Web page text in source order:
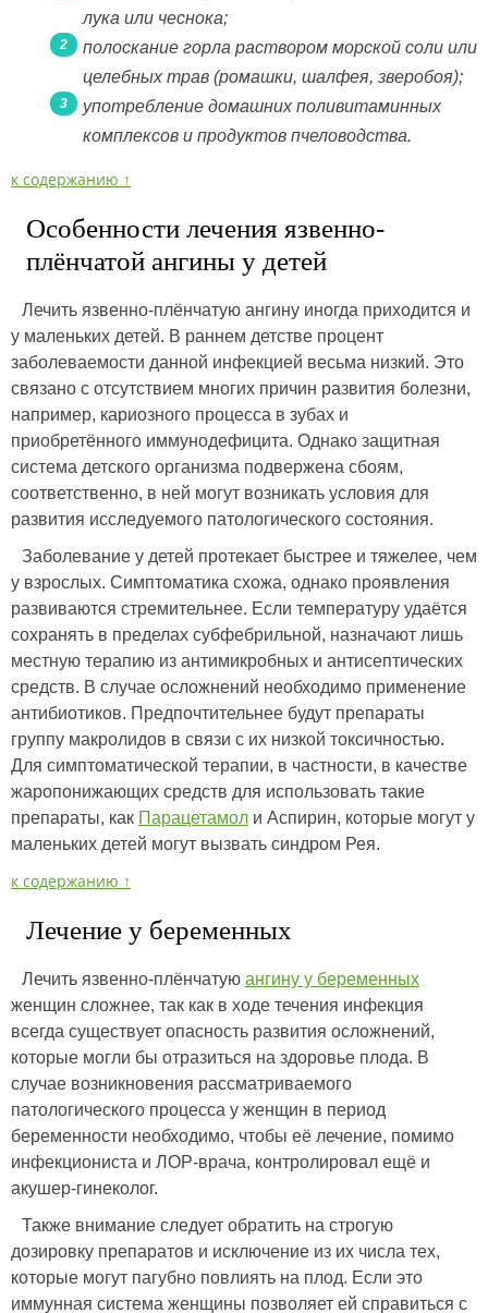
лука или чеснока;
полоскание горла раствором морской соли или
целебных трав (ромашки, шалфея, зверобоя);
употребление домашних поливитаминных
комплексов и продуктов пчеловодства.
к содержанию ↑
Особенности лечения язвенно-
плёнчатой ангины у детей
Лечить язвенно-плёнчатую ангину иногда приходится и
у маленьких детей. В раннем детстве процент
заболеваемости данной инфекцией весьма низкий. Это
связано с отсутствием многих причин развития болезни,
например, кариозного процесса в зубах и
приобретённого иммунодефицита. Однако защитная
система детского организма подвержена сбоям,
соответственно, в ней могут возникать условия для
развития исследуемого патологического состояния.
Заболевание у детей протекает быстрее и тяжелее, чем
у взрослых. Симптоматика схожа, однако проявления
развиваются стремительнее. Если температуру удаётся
сохранять в пределах субфебрильной, назначают лишь
местную терапию из антимикробных и антисептических
средств. В случае осложнений необходимо применение
антибиотиков. Предпочтительнее будут препараты
группу макролидов в связи с их низкой токсичностью.
Для симптоматической терапии, в частности, в качестве
жаропонижающих средств для использовать такие
препараты, как Парацетамол и Аспирин, которые могут у
маленьких детей могут вызвать синдром Рея.
к содержанию ↑
Лечение у беременных
Лечить язвенно-плёнчатую ангину у беременных
женщин сложнее, так как в ходе течения инфекция
всегда существует опасность развития осложнений,
которые могли бы отразиться на здоровье плода. В
случае возникновения рассматриваемого
патологического процесса у женщин в период
беременности необходимо, чтобы её лечение, помимо
инфекциониста и ЛОР-врача, контролировал ещё и
акушер-гинеколог.
Также внимание следует обратить на строгую
дозировку препаратов и исключение из их числа тех,
которые могут пагубно повлиять на плод. Если это
иммунная система женщины позволяет ей справиться с